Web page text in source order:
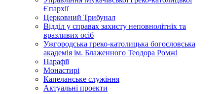
Єпархії
Церковний Трибунал
Відділ у справах захисту неповнолітніх та
вразливих осіб
Ужгородська греко-католицька богословська
академія ім. Блаженного Теодора Ромжі
Парафії
Монастирі
Капеланське служіння
Актуальні проекти